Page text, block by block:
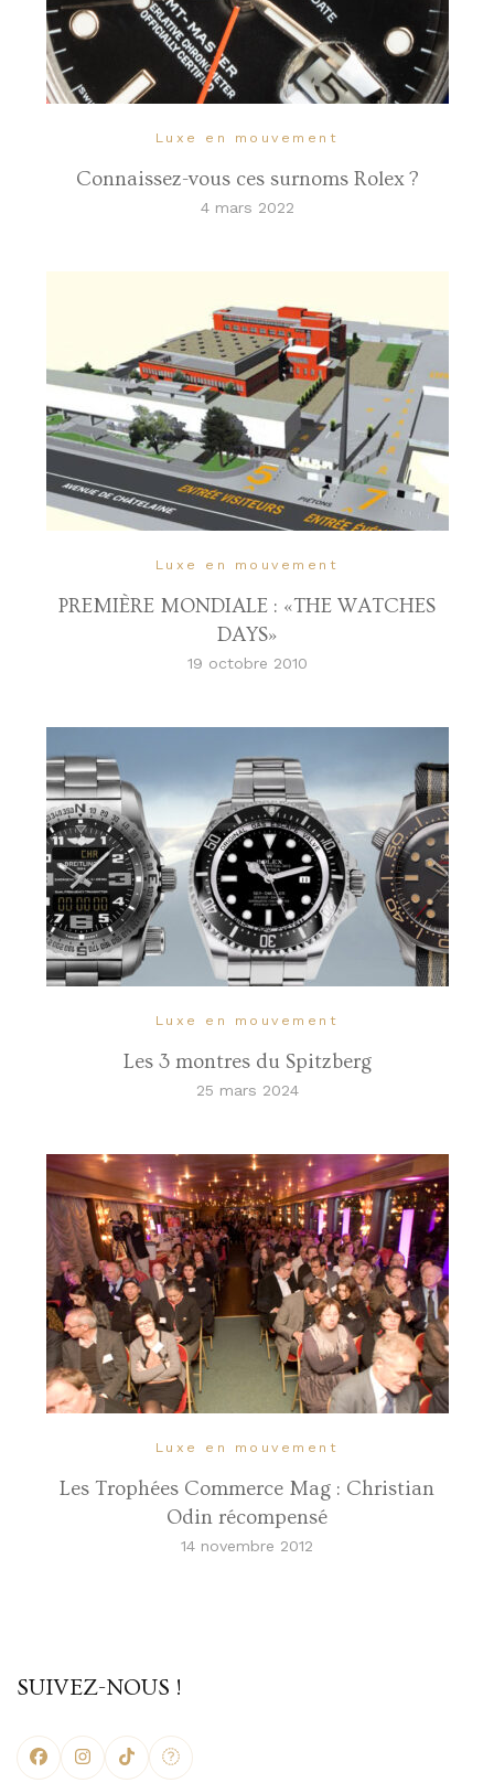
Luxe en mouvement
Connaissez-vous ces surnoms Rolex ?
4 mars 2022
Luxe en mouvement
PREMIÈRE MONDIALE : «THE WATCHES
DAYS»
19 octobre 2010
Luxe en mouvement
Les 3 montres du Spitzberg
25 mars 2024
Luxe en mouvement
Les Trophées Commerce Mag : Christian
Odin récompensé
14 novembre 2012
SUIVEZ-NOUS !